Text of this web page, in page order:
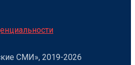
СМИ», 2019-2026